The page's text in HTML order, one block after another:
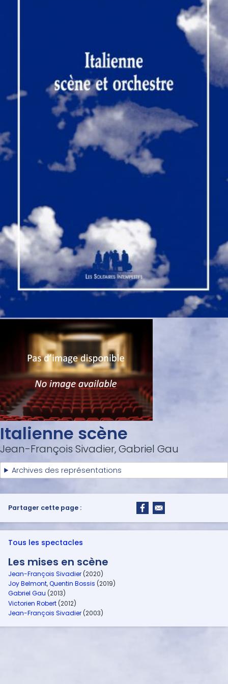
Italienne scène
Jean-François Sivadier, Gabriel Gau
Archives des représentations
Partager cette page :
Tous les spectacles
Les mises en scène
Jean-François Sivadier (2020)
Joy Belmont,Quentin Bossis (2019)
Gabriel Gau (2013)
Victorien Robert (2012)
Jean-François Sivadier (2003)